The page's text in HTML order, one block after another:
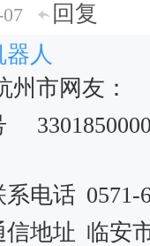
回复
器人
州市网友：
系电话 0571-
信地址 临安